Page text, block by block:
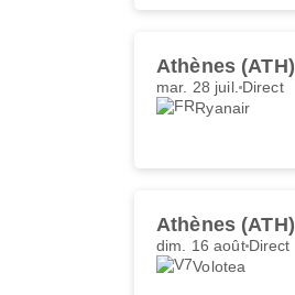
Athènes (ATH)
mar. 28 juil. Direct
Ryanair
Athènes (ATH)
dim. 16 aoûtDirect
Volotea